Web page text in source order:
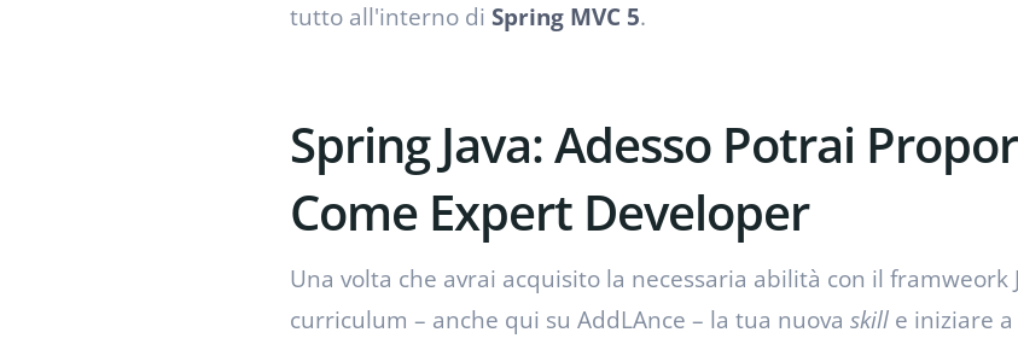
tutto all'interno di Spring MVC 5.
Spring Java: Adesso Potrai
Come Expert Developer
Una volta che avrai acquisito la necessaria abilità con il framweork
curriculum – anche qui su AddLAnce – la tua nuova skill e iniziare